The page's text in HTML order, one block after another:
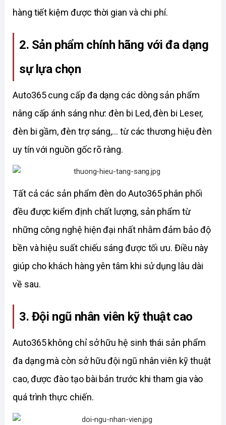
hàng tiết kiệm được thời gian và chi phí.
2. Sản phẩm chính hãng với đa dạng
sự lựa chọn
Auto365 cung cấp đa dạng các dòng sản phẩm
nâng cấp ánh sáng như: đèn bi Led, đèn bi Leser,
đèn bi gầm, đèn trợ sáng,... từ các thương hiệu đèn
uy tín với nguồn gốc rõ ràng.
Tất cả các sản phẩm đèn do Auto365 phân phối
đều được kiểm định chất lượng, sản phẩm từ
những công nghệ hiện đại nhất nhằm đảm bảo độ
bền và hiệu suất chiếu sáng được tối ưu. Điều này
giúp cho khách hàng yên tâm khi sử dụng lâu dài
về sau.
3. Đội ngũ nhân viên kỹ thuật cao
Auto365 không chỉ sở hữu hệ sinh thái sản phẩm
đa dạng mà còn sở hữu đội ngũ nhân viên kỹ thuật
cao, được đào tạo bài bản trước khi tham gia vào
quá trình thực chiến.